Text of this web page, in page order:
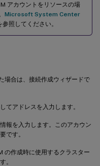
アカウントをリソースの場
Microsoft System Center
参照してください。
場合は、接続作成ウィザードで
てアドレスを入力します。
報を入力します。このアカウン
です。
の作成時に使用するクラスター
。